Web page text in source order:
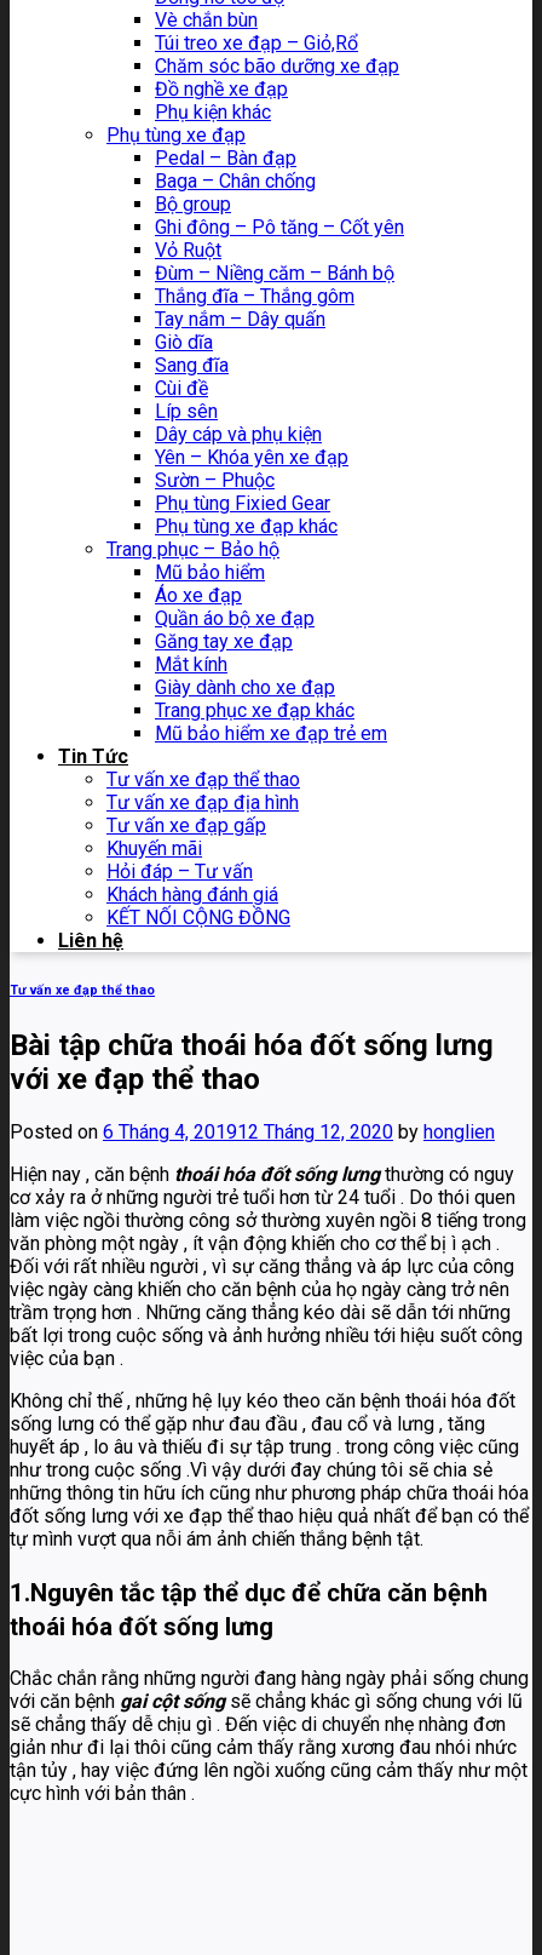
Vè chắn bùn
Túi treo xe đạp – Giỏ,Rổ
Chăm sóc bão dưỡng xe đạp
Đồ nghề xe đạp
Phụ kiện khác
Phụ tùng xe đạp
Pedal – Bàn đạp
Baga – Chân chống
Bộ group
Ghi đông – Pô tăng – Cốt yên
Vỏ Ruột
Đùm – Niềng căm – Bánh bộ
Thắng đĩa – Thắng gôm
Tay nắm – Dây quấn
Giò dĩa
Sang đĩa
Cùi đề
Líp sên
Dây cáp và phụ kiện
Yên – Khóa yên xe đạp
Sườn – Phuộc
Phụ tùng Fixied Gear
Phụ tùng xe đạp khác
Trang phục – Bảo hộ
Mũ bảo hiểm
Áo xe đạp
Quần áo bộ xe đạp
Găng tay xe đạp
Mắt kính
Giày dành cho xe đạp
Trang phục xe đạp khác
Mũ bảo hiểm xe đạp trẻ em
Tin Tức
Tư vấn xe đạp thể thao
Tư vấn xe đạp địa hình
Tư vấn xe đạp gấp
Khuyến mãi
Hỏi đáp – Tư vấn
Khách hàng đánh giá
KẾT NỐI CỘNG ĐỒNG
Liên hệ
Tư vấn xe đạp thể thao
Bài tập chữa thoái hóa đốt sống lưng
với xe đạp thể thao
Posted on 6 Tháng 4, 201912 Tháng 12, 2020 by honglien
Hiện nay , căn bệnh thoái hóa đốt sống lưngthường có nguy
cơ xảy ra ở những người trẻ tuổi hơn từ 24 tuổi . Do thói quen
làm việc ngồi thường công sở thường xuyên ngồi 8 tiếng trong
văn phòng một ngày , ít vận động khiến cho cơ thể bị ì ạch .
Đối với rất nhiều người , vì sự căng thẳng và áp lực của công
việc ngày càng khiến cho căn bệnh của họ ngày càng trở nên
trầm trọng hơn . Những căng thẳng kéo dài sẽ dẫn tới những
bất lợi trong cuộc sống và ảnh hưởng nhiều tới hiệu suốt công
việc của bạn .
Không chỉ thế , những hệ lụy kéo theo căn bệnh thoái hóa đốt
sống lưng có thể gặp như đau đầu , đau cổ và lưng , tăng
huyết áp , lo âu và thiếu đi sự tập trung . trong công việc cũng
như trong cuộc sống .Vì vậy dưới đay chúng tôi sẽ chia sẻ
những thông tin hữu ích cũng như phương pháp chữa thoái hóa
đốt sống lưng với xe đạp thể thao hiệu quả nhất để bạn có thể
tự mình vượt qua nỗi ám ảnh chiến thắng bệnh tật.
1.Nguyên tắc tập thể dục để chữa căn bệnh
thoái hóa đốt sống lưng
Chắc chắn rằng những người đang hàng ngày phải sống chung
với căn bệnh gai cột sốngsẽ chẳng khác gì sống chung với lũ
sẽ chẳng thấy dễ chịu gì . Đến việc di chuyển nhẹ nhàng đơn
giản như đi lại thôi cũng cảm thấy rằng xương đau nhói nhức
tận tủy , hay việc đứng lên ngồi xuống cũng cảm thấy như một
cực hình với bản thân .